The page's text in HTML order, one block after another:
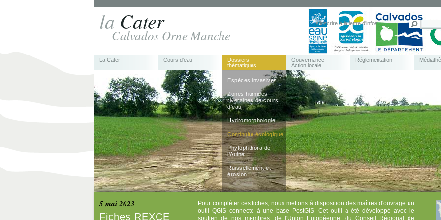
la Cater
Calvados Orne Manche
s'inscrire à la lettre d'infos
La Cater Cours d'eau
Dossiers
thématiques
Espèces invasives
Zones humides
riveraines de cours
d'eau
Hydromorphologie
Continuité écologique
Phytophthora de
l'Aulne
Ruissellement et
érosion
Gouvernance
Action locale
Réglementation
5 mai 2023
Fiches REXCE
Pour compléter ces fiches, nous mettons à disposition des maîtres d'ouvrage un
outil QGIS connecté à une base PostGIS. Cet outil a été développé avec le
soutien de nos membres, de l'Union Européenne, du Conseil Régional de